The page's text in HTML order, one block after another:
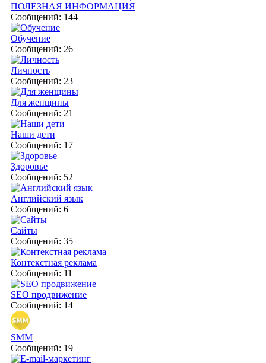
ПОЛЕЗНАЯ ИНФОРМАЦИЯ
Сообщений: 144
Обучение
Сообщений: 26
Личность
Сообщений: 23
Для женщины
Сообщений: 21
Наши дети
Сообщений: 17
Здоровье
Сообщений: 52
Английский язык
Сообщений: 6
Сайты
Сообщений: 35
Контекстная реклама
Сообщений: 11
SEO продвижение
Сообщений: 14
SMM
Сообщений: 19